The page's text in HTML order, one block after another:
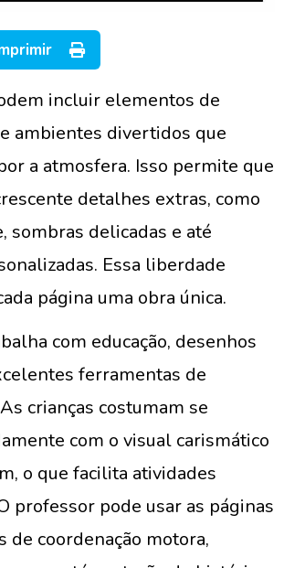
incluir elementos de
ambientes divertidos que
a atmosfera. Isso permite que
detalhes extras, como
sombras delicadas e até
Essa liberdade
página uma obra única.
com educação, desenhos
ferramentas de
crianças costumam se
com o visual carismático
o que facilita atividades
professor pode usar as páginas
de coordenação motora,